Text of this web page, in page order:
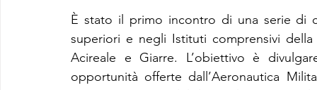
È stato il primo incontro di una serie di
superiori e negli Istituti comprensivi
Acireale e Giarre. L’obiettivo è
opportunità offerte dall’Aeronautica